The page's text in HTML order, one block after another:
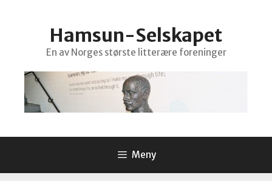
Hamsun-Selskapet
En av Norges største litterære foreninger
Meny